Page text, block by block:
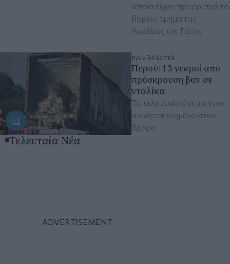
οποία είχαν προορισμό το
βόρειο τμήμα της
Λωρίδας της Γάζας
πριν 34 λεπτά
Περού: 13 νεκροί από
πρόσκρουση βαν σε
νταλίκα
Το τελευταίο όχημα ήταν
ακινητοποιημένο στον
δρόμο
Τελευταία Νέα